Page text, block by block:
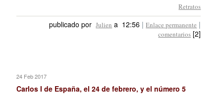
Retratos
publicado por Julien a 12:56 |Enlace permanente |
comentarios [2]
24 Feb 2017
Carlos I de España, el 24 de febrero, y el número 5